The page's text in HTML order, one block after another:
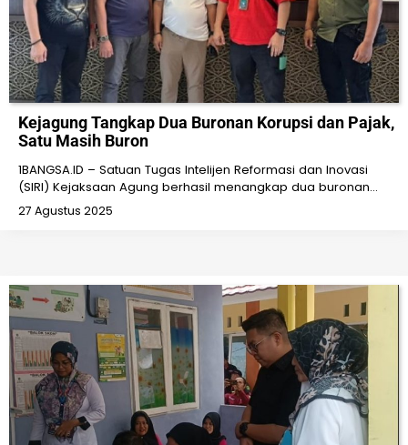
Kejagung Tangkap Dua Buronan Korupsi dan Pajak,
Satu Masih Buron
1BANGSA.ID – Satuan Tugas Intelijen Reformasi dan Inovasi
(SIRI) Kejaksaan Agung berhasil menangkap dua buronan…
27 Agustus 2025